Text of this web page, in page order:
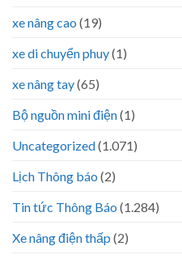
xe nâng cao (19)
xe di chuyển phuy(1)
xe nâng tay(65)
Bộ nguồn mini điện(1)
Uncategorized(1.071)
Lịch Thông báo (2)
Tin tức Thông Báo (1.284)
Xe nâng điện thấp (2)